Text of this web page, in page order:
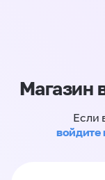
Магазин
Если
войдите